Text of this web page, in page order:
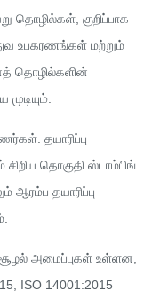
தொழில்கள், குறிப்பாக
உபகரணங்கள் மற்றும்
தொழில்களின்
தயாரிப்பு
தொகுதி ஸ்டாம்பிங்
ஆரம்ப தயாரிப்பு
அமைப்புகள் உள்ளன,
ISO 14001:2015